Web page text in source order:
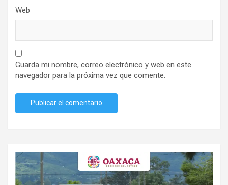
Web
Guarda mi nombre, correo electrónico y web en este
navegador para la próxima vez que comente.